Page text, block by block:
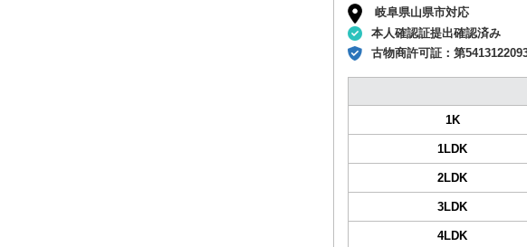
岐阜県山県市対応
本人確認証提出確認済み
古物商許可証： 第
1K
1LDK
2LDK
3LDK
4LDK